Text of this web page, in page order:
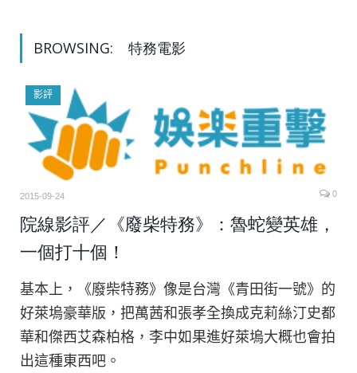
BROWSING: 特務電影
影評
2015-09-24 0
院線影評／《廢柴特務》：魯蛇變英雄，
一個打十個！
基本上，《廢柴特務》像是台灣《青田街一號》的
好萊塢豪華版，把萬茜和張孝全換成克莉絲汀史都
華和傑西艾森柏格，李中如果進好萊塢大概也會拍
出這種東西吧。